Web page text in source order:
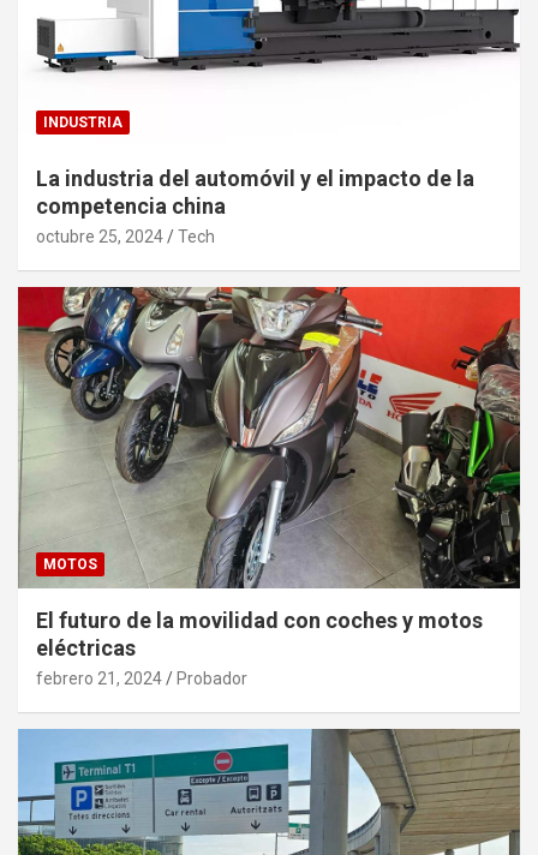
INDUSTRIA
La industria del automóvil y el impacto de la
competencia china
octubre 25, 2024 Tech
MOTOS
El futuro de la movilidad con coches y motos
eléctricas
febrero 21, 2024 Probador